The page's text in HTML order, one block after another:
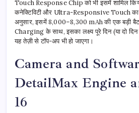
Touch Response Chip को भी इसमें शामिल
कनेक्टिविटी और Ultra-Responsive Touch का
अनुसार, इसमें 8,000–8,300 mAh की एक बड़ी
Charging के साथ, इसका लक्ष्य पूरे दिन (या दो
यह तेज़ी से टॉप-अप भी हो जाएगा।
Camera and
DetailMax Engine
16